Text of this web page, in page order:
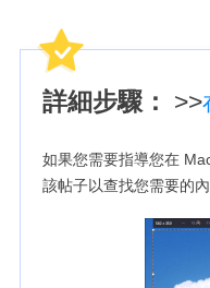
詳細步驟： >>
如果您需要指導您在
該帖子以查找您需要的內